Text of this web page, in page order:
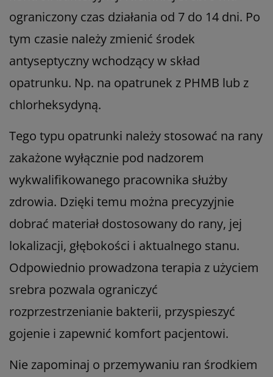
ograniczony czas działania od 7 do 14 dni. Po
tym czasie należy zmienić środek
antyseptyczny wchodzący w skład
opatrunku. Np. na opatrunek z PHMB lub z
chlorheksydyną.
Tego typu opatrunki należy stosować na rany
zakażone wyłącznie pod nadzorem
wykwalifikowanego pracownika służby
zdrowia. Dzięki temu można precyzyjnie
dobrać materiał dostosowany do rany, jej
lokalizacji, głębokości i aktualnego stanu.
Odpowiednio prowadzona terapia z użyciem
srebra pozwala ograniczyć
rozprzestrzenianie bakterii, przyspieszyć
gojenie i zapewnić komfort pacjentowi.
Nie zapominaj o przemywaniu ran środkiem